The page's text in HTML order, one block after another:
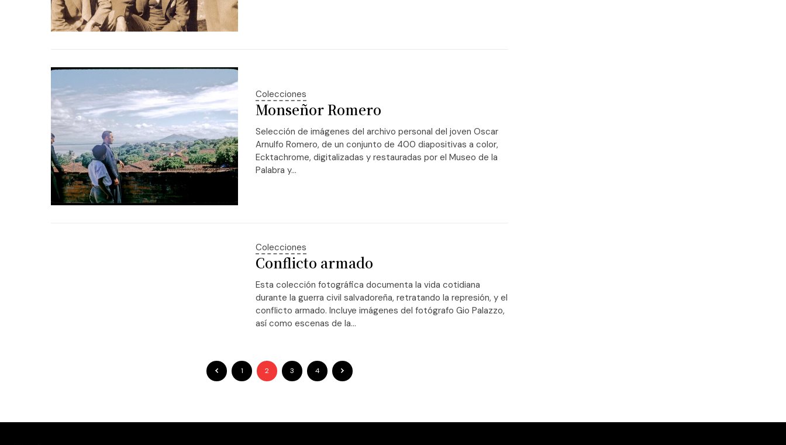
Colecciones
Monseñor Romero
Selección de imágenes del archivo personal del joven Oscar
Arnulfo Romero, de un conjunto de 400 diapositivas a color,
Ecktachrome, digitalizadas y restauradas por el Museo de la
Palabra y...
Colecciones
Conflicto armado
Esta colección fotográfica documenta la vida cotidiana
durante la guerra civil salvadoreña, retratando la represión, y el
conflicto armado. Incluye imágenes del fotógrafo Gio Palazzo,
así como escenas de la...
1 2 3 4